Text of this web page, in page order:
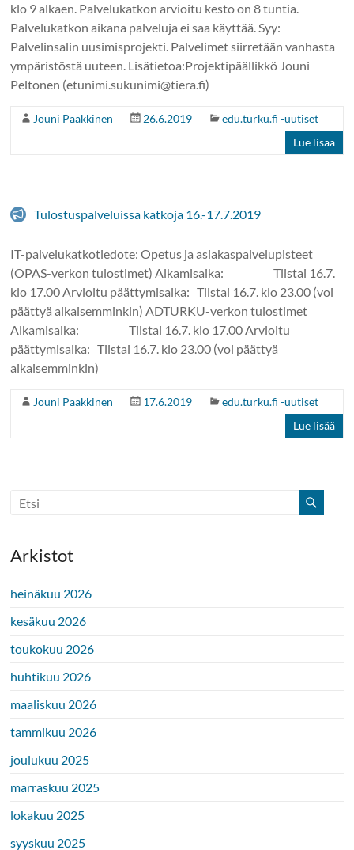
klo 9 alkaen. Palvelukatkon arvioitu kesto on 8 tuntia.
Palvelukatkon aikana palveluja ei saa käyttää. Syy:
Palvelinsalin uusimisprojekti. Palvelimet siirretään vanhasta
ympäristöstä uuteen. Lisätietoa:Projektipäällikkö Jouni
Peltonen (etunimi.sukunimi@tiera.fi)
Jouni Paakkinen 26.6.2019
edu.turku.fi -uutiset
Lue lisää
Tulostuspalveluissa katkoja 16.-17.7.2019
IT-palvelukatkotiedote: Opetus ja asiakaspalvelupisteet
(OPAS-verkon tulostimet) Alkamisaika: Tiistai 16.7.
klo 17.00 Arvioitu päättymisaika: Tiistai 16.7. klo 23.00 (voi
päättyä aikaisemminkin) ADTURKU-verkon tulostimet
Alkamisaika: Tiistai 16.7. klo 17.00 Arvioitu
päättymisaika: Tiistai 16.7. klo 23.00 (voi päättyä
aikaisemminkin)
Jouni Paakkinen 17.6.2019
edu.turku.fi -uutiset
Lue lisää
Arkistot
heinäkuu 2026
kesäkuu 2026
toukokuu 2026
huhtikuu 2026
maaliskuu 2026
tammikuu 2026
joulukuu 2025
marraskuu 2025
lokakuu 2025
syyskuu 2025